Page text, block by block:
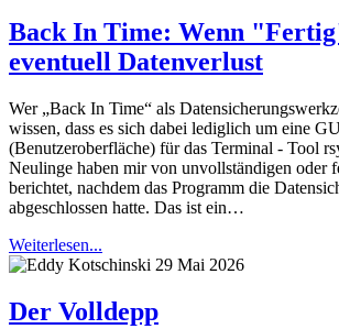
Back In Time: Wenn
eventuell Datenverlust
Wer „Back In Time“ als
wissen, dass es sich dabei lediglich um eine
(Benutzeroberfläche) für das Terminal - Tool
Neulinge haben mir von unvollständigen oder
berichtet, nachdem das Programm die
abgeschlossen hatte. Das ist ein…
Weiterlesen...
29 Mai 2026
Der Volldepp